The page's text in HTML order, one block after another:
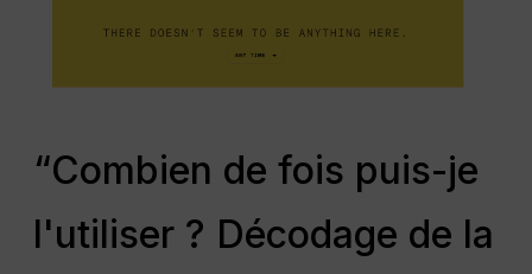
“Combien de fois puis-je
l'utiliser ? Décodage de la